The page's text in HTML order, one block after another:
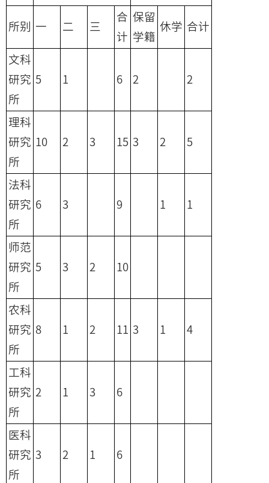
所别 一 二 三
合
计
保留
学籍
休学 合计
文科
研究
所
5 1 6 2 2
理科
研究
所
10 2 3 15 3 2 5
法科
研究
所
6 3 9 1 1
师范
研究
所
5 3 2 10
农科
研究
所
8 1 2 11 3 1 4
工科
研究
所
2 1 3 6
医科
研究
所
3 2 1 6